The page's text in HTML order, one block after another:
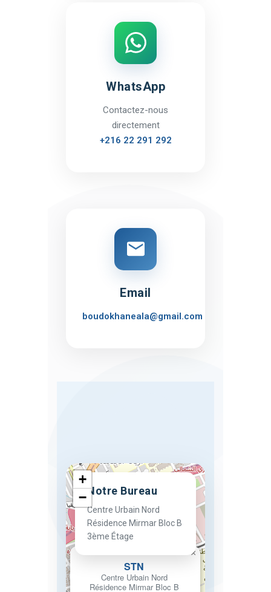
WhatsApp
Contactez-nous
directement
+216 22 291 292
Email
boudokhaneala@gmail.com
Notre Bureau
Centre Urbain Nord
Résidence Mirmar Bloc B
3ème Étage
STN
Centre Urbain Nord
Résidence Mirmar Bloc B
×
+
−